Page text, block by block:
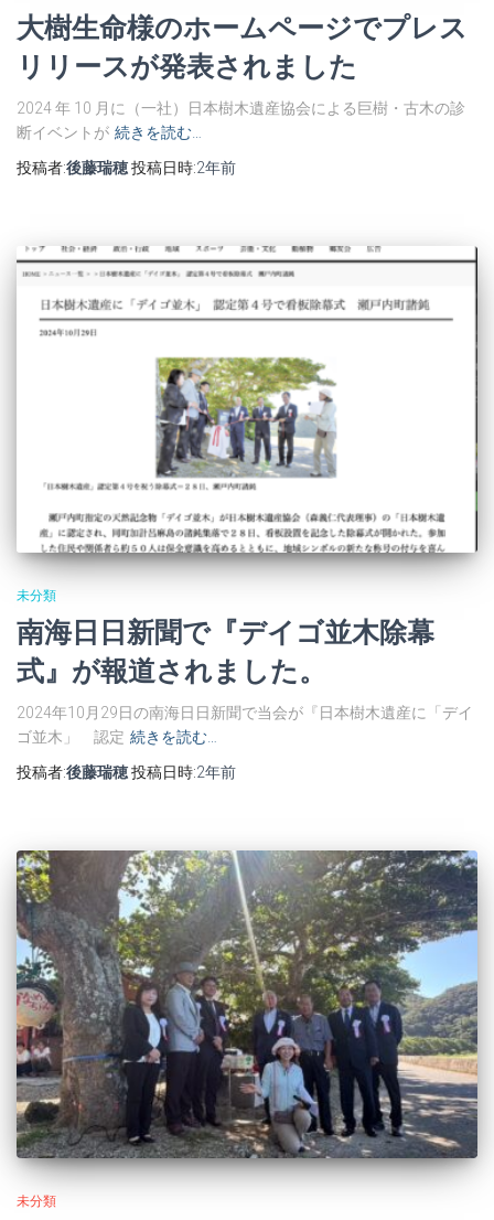
大樹生命様のホームページでプレス
リリースが発表されました
2024 年 10 月に（一社）日本樹木遺産協会による巨樹・古木の診
断イベントが 続きを読む…
投稿者:後藤瑞穂投稿日時:2年前
未分類
南海日日新聞で『デイゴ並木除幕
式』が報道されました。
2024年10月29日の南海日日新聞で当会が『日本樹木遺産に「デイ
ゴ並木」 認定 続きを読む…
投稿者:後藤瑞穂投稿日時:2年前
未分類